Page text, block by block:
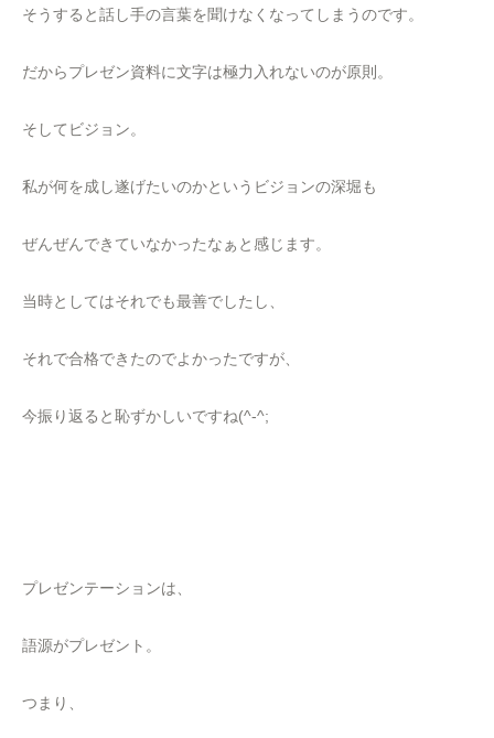
そうすると話し手の言葉を聞けなくなってしまうのです。
だからプレゼン資料に文字は極力入れないのが原則。
そしてビジョン。
私が何を成し遂げたいのかというビジョンの深堀も
ぜんぜんできていなかったなぁと感じます。
当時としてはそれでも最善でしたし、
それで合格できたのでよかったですが、
今振り返ると恥ずかしいですね(^-^;
プレゼンテーションは、
語源がプレゼント。
つまり、